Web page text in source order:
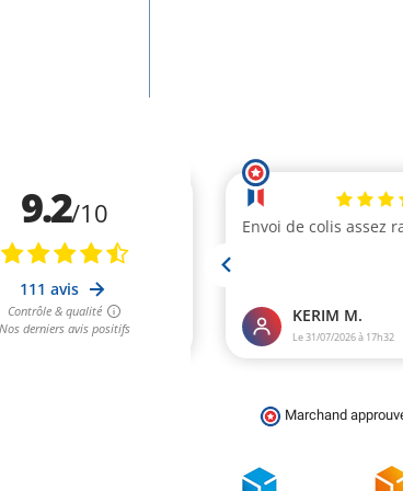
Marchand